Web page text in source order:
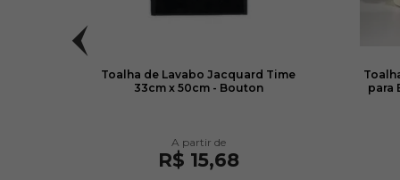
Toalha de Lavabo Jacquard Time
33cm x 50cm - Bouton
R$ 15,68
para